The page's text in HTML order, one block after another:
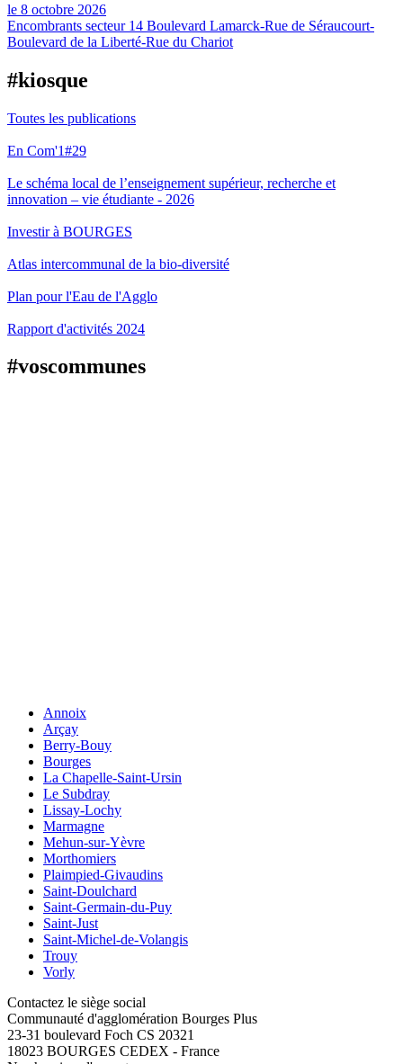
le 8 octobre 2026
Encombrants secteur 14 Boulevard Lamarck-Rue de Séraucourt-
Boulevard de la Liberté-Rue du Chariot
#kiosque
Toutes les publications
En Com'1#29
Le schéma local de l’enseignement supérieur, recherche et
innovation – vie étudiante - 2026
Investir à BOURGES
Atlas intercommunal de la bio-diversité
Plan pour l'Eau de l'Agglo
Rapport d'activités 2024
#voscommunes
Annoix
Arçay
Berry-Bouy
Bourges
La Chapelle-Saint-Ursin
Le Subdray
Lissay-Lochy
Marmagne
Mehun-sur-Yèvre
Morthomiers
Plaimpied-Givaudins
Saint-Doulchard
Saint-Germain-du-Puy
Saint-Just
Saint-Michel-de-Volangis
Trouy
Vorly
Contactez le siège social
Communauté d'agglomération Bourges Plus
23-31 boulevard Foch CS 20321
18023 BOURGES CEDEX - France